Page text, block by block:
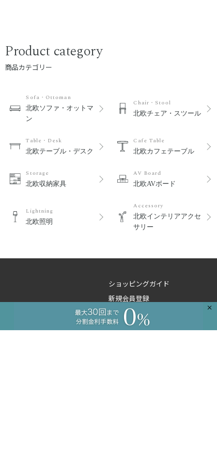
×
Product category
商品カテゴリー
Sofa・Ottoman
北欧ソファ・オットマ
ン
Chair・Stool
北欧チェア・スツール
Table・Desk
北欧テーブル・デスク
Cafe Table
北欧カフェテーブル
Storage
北欧収納家具
AV Board
北欧AVボード
Lightning
北欧照明
Accessory
北欧インテリアアクセ
サリー
ショッピングガイド
新規会員登録
よくあるご質問
ご注文のお問い合わせ